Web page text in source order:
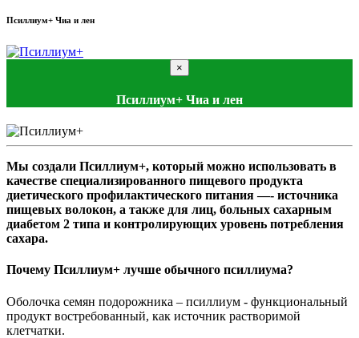
Псиллиум+ Чиа и лен
×
Псиллиум+ Чиа и лен
Мы создали Псиллиум+, который можно использовать в
качестве специализированного пищевого продукта
диетического профилактического питания —- источника
пищевых волокон, а также для лиц, больных сахарным
диабетом 2 типа и контролирующих уровень потребления
сахара.
Почему Псиллиум+ лучше обычного псиллиума?
Оболочка семян подорожника – псиллиум - функциональный
продукт востребованный, как источник растворимой
клетчатки.